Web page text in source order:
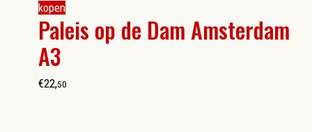
kopen
Paleis op de Dam Amsterdam
A3
€22,50